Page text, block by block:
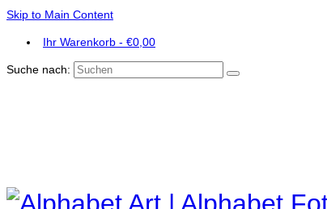
Skip to Main Content
Ihr Warenkorb - €0,00
Suche nach: